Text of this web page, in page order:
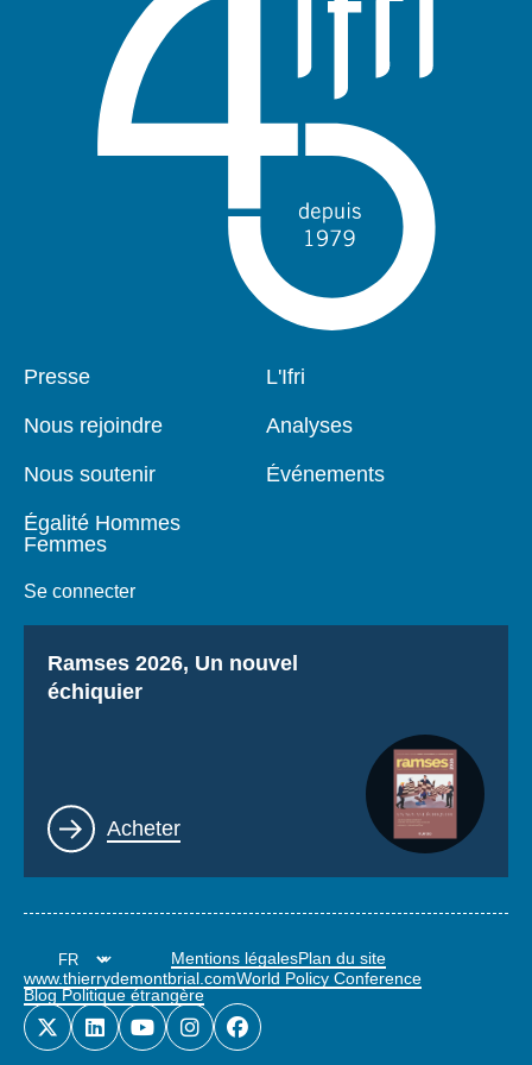
Pied
page
Presse
Nous rejoindre
Nous soutenir
Égalité Hommes
Femmes
Se connecter
Navigation
L'Ifri
Analyses
Événements
Titre
Ramses 2026, Un nouvel
échiquier
Lien
Acheter
Mentions légalesPlan du site
www.thierrydemontbrial.comWorld Policy Conference
Blog Politique étrangère